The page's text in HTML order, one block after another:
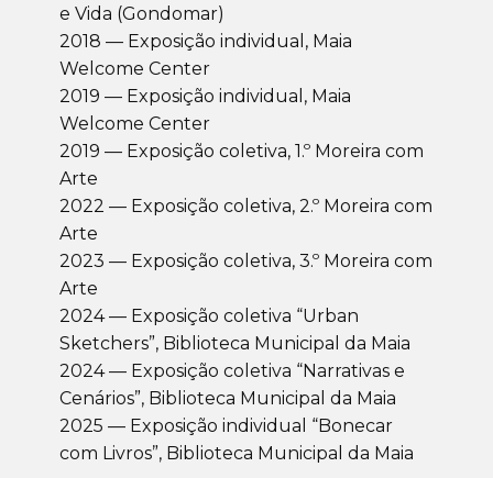
e Vida (Gondomar)
2018 — Exposição individual, Maia
Welcome Center
2019 — Exposição individual, Maia
Welcome Center
2019 — Exposição coletiva, 1.º Moreira com
Arte
2022 — Exposição coletiva, 2.º Moreira com
Arte
2023 — Exposição coletiva, 3.º Moreira com
Arte
2024 — Exposição coletiva “Urban
Sketchers”, Biblioteca Municipal da Maia
2024 — Exposição coletiva “Narrativas e
Cenários”, Biblioteca Municipal da Maia
2025 — Exposição individual “Bonecar
com Livros”, Biblioteca Municipal da Maia